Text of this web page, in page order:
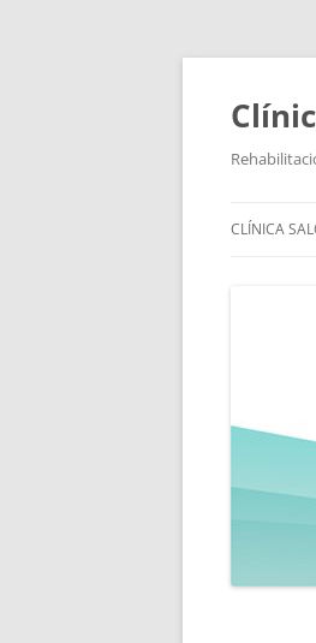
Saltar
contenido
CLÍNICA